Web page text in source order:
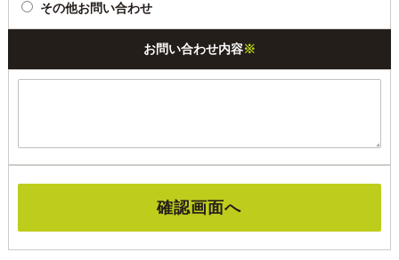
その他お問い合わせ
お問い合わせ内容※